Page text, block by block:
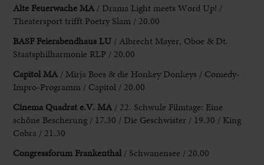
Alte Feuerwache MA / Drama Light meets Word Up! /
Theatersport trifft Poetry Slam / 20.00
BASF Feierabendhaus LU / Albrecht Mayer, Oboe & Dt.
Staatsphilharmonie RLP / 20.00
Capitol MA / Mirja Boes & die Honkey Donkeys / Comedy-
Impro-Programm / Capitol / 20.00
Cinema Quadrat e.V. MA / 22. Schwule Filmtage: Eine
schöne Bescherung / 17.30 / Die Geschwister / 19.30 / King
Cobra / 21.30
Congressforum Frankenthal/ Schwanensee / 20.00